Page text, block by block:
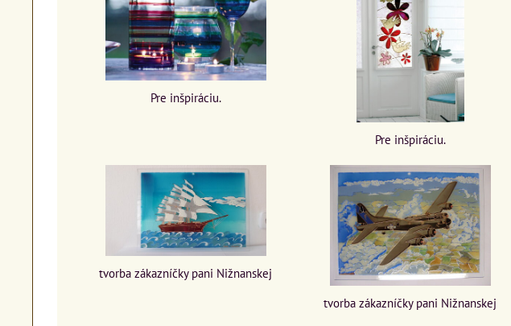
Pre inšpiráciu.
Pre inšpiráciu.
tvorba zákazníčky pani Nižnanskej
tvorba zákazníčky pani Nižnanskej